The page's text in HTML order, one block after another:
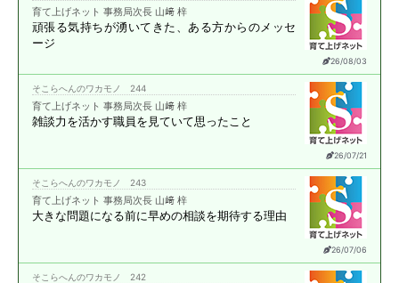
26/08/03
育て上げネット 事務局次長 山﨑 梓
頑張る気持ちが湧いてきた、 ある方からのメッセ
ージ
26/07/21
そこらへんのワカモノ 244
育て上げネット 事務局次長 山﨑 梓
雑談力を活かす職員を見ていて思ったこと
26/07/06
そこらへんのワカモノ 243
育て上げネット 事務局次長 山﨑 梓
大きな問題になる前に早めの相談を期待する理由
そこらへんのワカモノ 242